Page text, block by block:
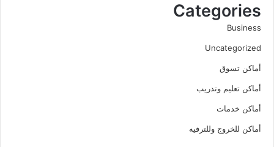
Categories
Business
Uncategorized
أماكن تسوق
أماكن تعليم وتدريب
أماكن خدمات
أماكن للخروج وللترفيه